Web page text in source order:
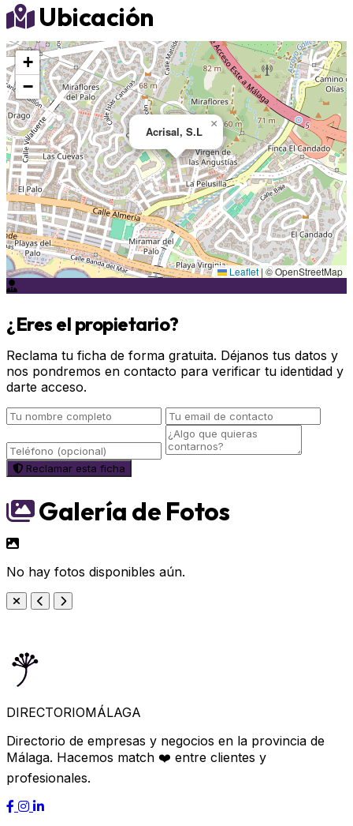
Ubicación
Acrisal, S.L
×
+
−
Leaflet| © OpenStreetMap
¿Eres el propietario?
Reclama tu ficha de forma gratuita. Déjanos tus datos y
nos pondremos en contacto para verificar tu identidad y
darte acceso.
Reclamar esta ficha
Galería de Fotos
No hay fotos disponibles aún.
DIRECTORIOMÁLAGA
Directorio de empresas y negocios en la provincia de
Málaga. Hacemos match ❤️ entre clientes y
profesionales.